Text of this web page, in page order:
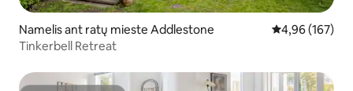
Namelis ant ratų mieste Addlestone Vidutinis
4,96 (167)
Tinkerbell Retreat